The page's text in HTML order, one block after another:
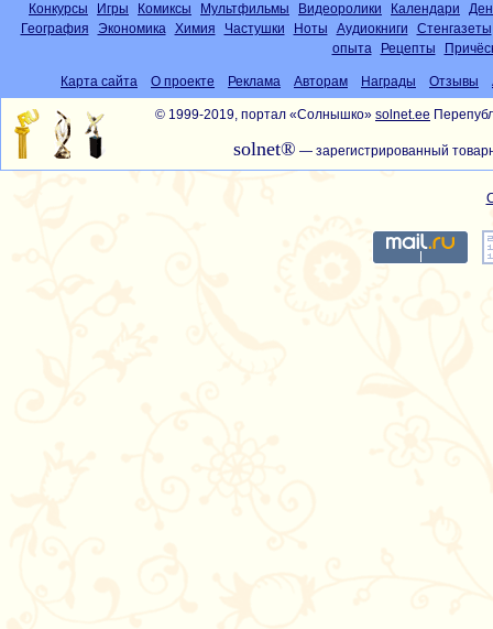
Конкурсы Игры Комиксы Мультфильмы Видеоролики Календари
География
Экономика Химия Частушки Ноты Аудиокниги
Стенгазеты
опыта
Рецепты
Карта сайта О проекте Реклама Авторам Награды Отзывы
© 1999-2019, портал «Солнышко» solnet.ee
solnet® — зарегистрированный